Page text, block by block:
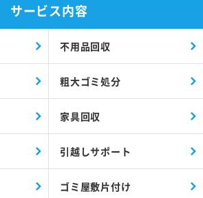
サービス内容
不用品回収
粗大ゴミ処分
家具回収
引越しサポート
ゴミ屋敷片付け